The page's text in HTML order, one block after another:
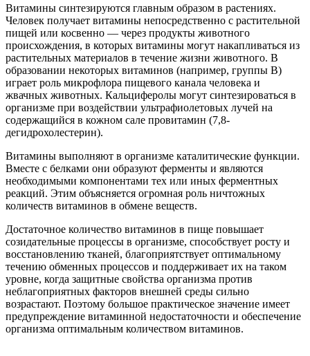
Витамины синтезируются главным образом в растениях.
Человек получает витамины непосредственно с растительной
пищей или косвенно — через продукты животного
происхождения, в которых витамины могут накапливаться из
растительных материалов в течение жизни животного. В
образовании некоторых витаминов (например, группы В)
играет роль микрофлора пищевого канала человека и
жвачных животных. Кальциферолы могут синтезироваться в
организме при воздействии ультрафиолетовых лучей на
содержащийся в кожном сале провитамин (7,8-
дегидрохолестерин).
Витамины выполняют в организме каталитические функции.
Вместе с белками они образуют ферменты и являются
необходимыми компонентами тех или иных ферментных
реакций. Этим объясняется огромная роль ничтожных
количеств витаминов в обмене веществ.
Достаточное количество витаминов в пище повышает
созидательные процессы в организме, способствует росту и
восстановлению тканей, благоприятствует оптимальному
течению обменных процессов и поддерживает их на таком
уровне, когда защитные свойства организма против
неблагоприятных факторов внешней среды сильно
возрастают. Поэтому большое практическое значение имеет
предупреждение витаминной недостаточности и обеспечение
организма оптимальным количеством витаминов.